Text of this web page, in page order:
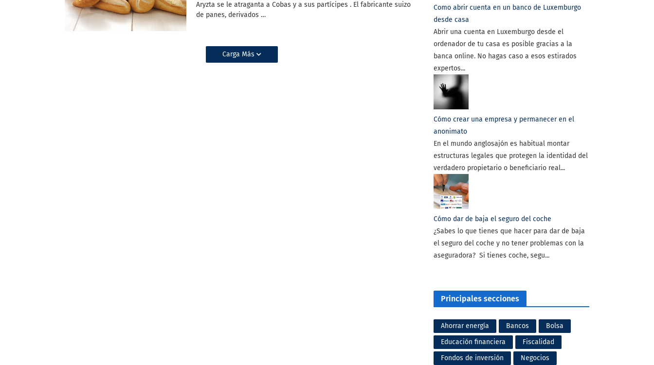
Aryzta se le atraganta a Cobas y a sus partícipes . El fabricante suizo
de panes, derivados …
Carga Más
Como abrir cuenta en un banco de Luxemburgo
desde casa
Abrir una cuenta en Luxemburgo desde el
ordenador de tu casa es posible gracias a la
banca online. No hagas caso a esos estirados
expertos...
Cómo crear una empresa y permanecer en el
anonimato
En el mundo anglosajón es habitual montar
estructuras legales que protegen la identidad del
verdadero propietario o beneficiario real...
Cómo dar de baja el seguro del coche
¿Sabes lo que tienes que hacer para dar de baja
el seguro del coche y no tener problemas con la
aseguradora? Si tienes coche, segu...
Principales secciones
Ahorrar energía Bancos
Bolsa
Educación financiera
Fiscalidad
Fondos de inversión
Negocios